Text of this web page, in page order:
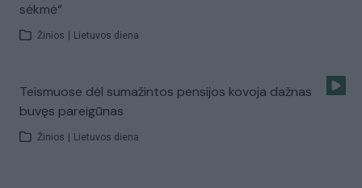
sėkmė“
Žinios Lietuvos diena
Teismuose dėl sumažintos pensijos kovoja dažnas
buvęs pareigūnas
Žinios Lietuvos diena